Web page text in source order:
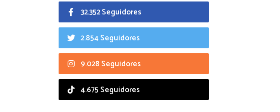
32.352 Seguidores
2.854 Seguidores
9.028 Seguidores
4.675 Seguidores